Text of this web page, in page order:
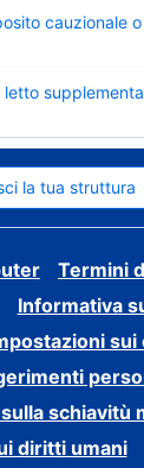
cauzionale
la tua struttura
Termini
Informativa
sui
schiavitù
diritti umani